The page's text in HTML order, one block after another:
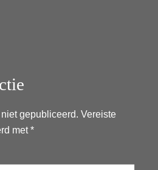
gepubliceerd. Vereiste
met*